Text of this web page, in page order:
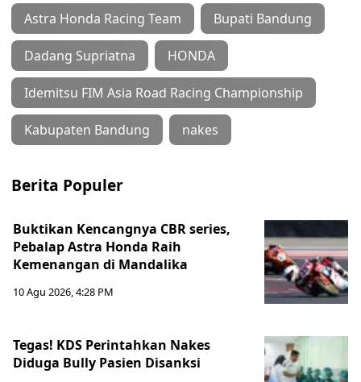
Astra Honda Racing Team Bupati Bandung
Dadang Supriatna HONDA
Idemitsu FIM Asia Road Racing Championship
Kabupaten Bandung nakes
Berita Populer
Buktikan Kencangnya CBR series,
Pebalap Astra Honda Raih
Kemenangan di Mandalika
10 Agu 2026, 4:28 PM
Tegas! KDS Perintahkan Nakes
Diduga Bully Pasien Disanksi